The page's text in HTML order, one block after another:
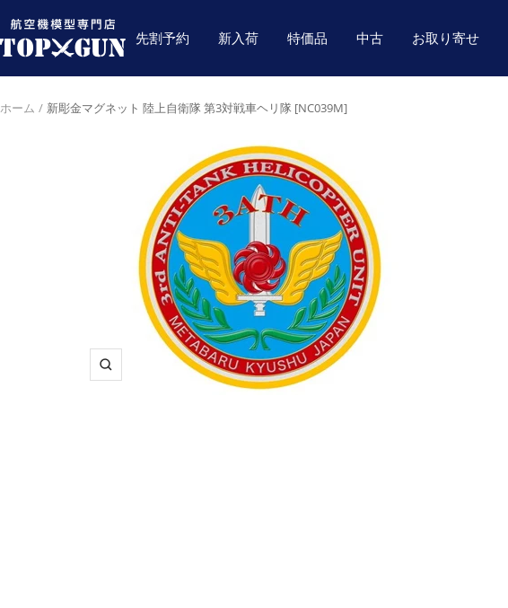
ン
テ
ン
ツ
先割予約 新入荷 特価品 中古 お取り寄せ
航
空
機
型
ホーム 新彫金マグネット 陸上自衛隊 第3対戦車ヘリ隊 [NC039M]
ズ